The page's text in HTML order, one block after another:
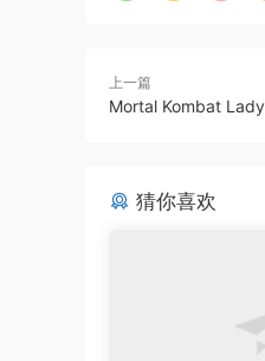
上一篇
Mortal Kombat
猜你喜欢